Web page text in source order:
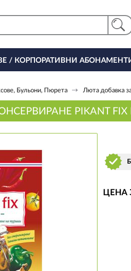
/ КОРПОРАТИВНИ
Бульони, Пюрета Люта добавка
PIKANT FIX
ЦЕНА